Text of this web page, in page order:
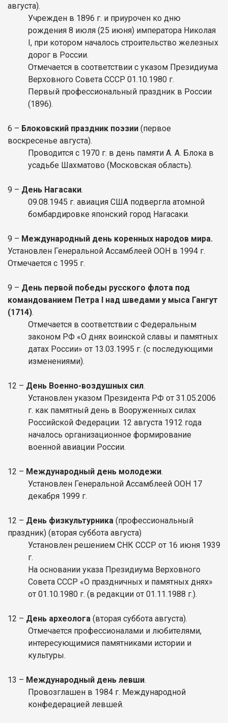
августа).
Учрежден в 1896 г. и приурочен ко дню
рождения 8 июля (25 июня) императора Николая
I, при котором началось строительство железных
дорог в России.
Отмечается в соответствии с указом Президиума
Верховного Совета СССР 01.10.1980 г.
Первый профессиональный праздник в России
(1896).
6 – Блоковский праздник поэзии (первое
воскресенье августа).
Проводится с 1970 г. в день памяти А. А. Блока в
усадьбе Шахматово (Московская область).
9 – День Нагасаки.
09.08.1945 г. авиация США подвергла атомной
бомбардировке японский город Нагасаки.
9 – Международный день коренных народов мира.
Установлен Генеральной Ассамблеей ООН в 1994 г.
Отмечается с 1995 г.
9 – День первой победы русского флота под
командованием Петра I над шведами у мыса Гангут
(1714).
Отмечается в соответствии с Федеральным
законом РФ «О днях воинской славы и памятных
датах России» от 13.03.1995 г. (с последующими
изменениями).
12 – День Военно-воздушных сил.
Установлен указом Президента РФ от 31.05.2006
г. как памятный день в Вооруженных силах
Российской Федерации. 12 августа 1912 года
началось организационное формирование
военной авиации России.
12 – Международный день молодежи.
Установлен Генеральной Ассамблеей ООН 17
декабря 1999 г.
12 – День физкультурника (профессиональный
праздник) (вторая суббота августа)
Установлен решением СНК СССР от 16 июня 1939
г.
На основании указа Президиума Верховного
Совета СССР «О праздничных и памятных днях»
от 01.10.1980 г. (в редакции от 01.11.1988 г.).
12 – День археолога (вторая суббота августа).
Отмечается профессионалами и любителями,
интересующимися памятниками истории и
культуры.
13 – Международный день левши.
Провозглашен в 1984 г. Международной
конфедерацией левшей.